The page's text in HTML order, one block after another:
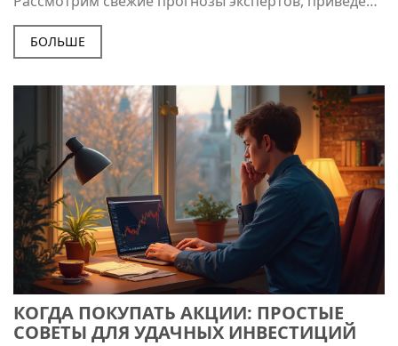
реальные примеры для обычных людей и дадим
полезные советы, как обезопасить свои сбережения
от колебаний доллара. Поговорим о простых
готовиться тем, кто работает или тратит в долларах.
Всё честно, по делу и без обиняков.
БОЛЬШЕ
КОГДА ПОКУПАТЬ АКЦИИ: ПРОСТЫЕ
СОВЕТЫ ДЛЯ УДАЧНЫХ ИНВЕСТИЦИЙ